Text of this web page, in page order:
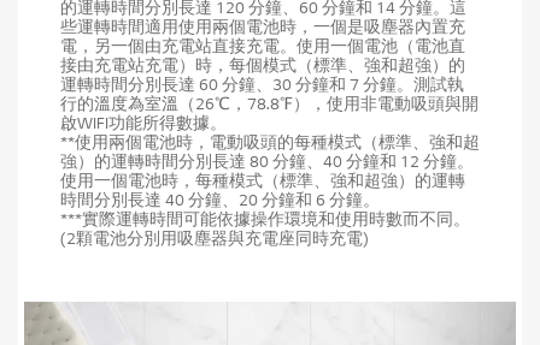
的運轉時間分別長達 120 分鐘、60 分鐘和 14 分鐘。這
些運轉時間適用使用兩個電池時，一個是吸塵器內置充
電，另一個由充電站直接充電。使用一個電池（電池直
接由充電站充電）時，每個模式（標準、強和超強）的
運轉時間分別長達 60 分鐘、30 分鐘和 7 分鐘。測試執
行的溫度為室溫（26℃，78.8℉），使用非電動吸頭與開
啟WIFI功能所得數據。
**使用兩個電池時，電動吸頭的每種模式（標準、強和超
強）的運轉時間分別長達 80 分鐘、40 分鐘和 12 分鐘。
使用一個電池時，每種模式（標準、強和超強）的運轉
時間分別長達 40 分鐘、20 分鐘和 6 分鐘。
***實際運轉時間可能依據操作環境和使用時數而不同。
(2顆電池分別用吸塵器與充電座同時充電)